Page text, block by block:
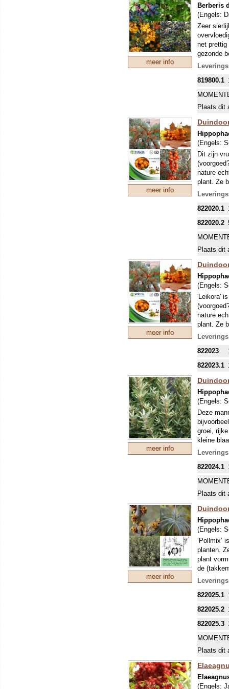
‘McFarlin’
Dit is een
productie
‘Pilgrim’
Dit ras
meer info
Berberis
(Engels:
Zeer
net prettig
gezonde
maar die
elk 3-8
Uit de
tijdens
de
819800.1
Plaats dit
meer info
(Engels:
Dit zijn
nature
plant. Ze
bloei
bessen
februari
822020.1
822020.2
Plaats dit
meer info
(Engels:
'Leikora'
nature
plant. Ze
bloei
bessen
februari
822023
822023.1
meer info
(Engels:
Deze
groei,
kleine
worden
822024.1
Plaats dit
meer info
(Engels:
‘Pollmix’
planten.
plant
de
gezond
elixer of
aan de
822025.1
822025.2
822025.3
Plaats dit
(Engels: